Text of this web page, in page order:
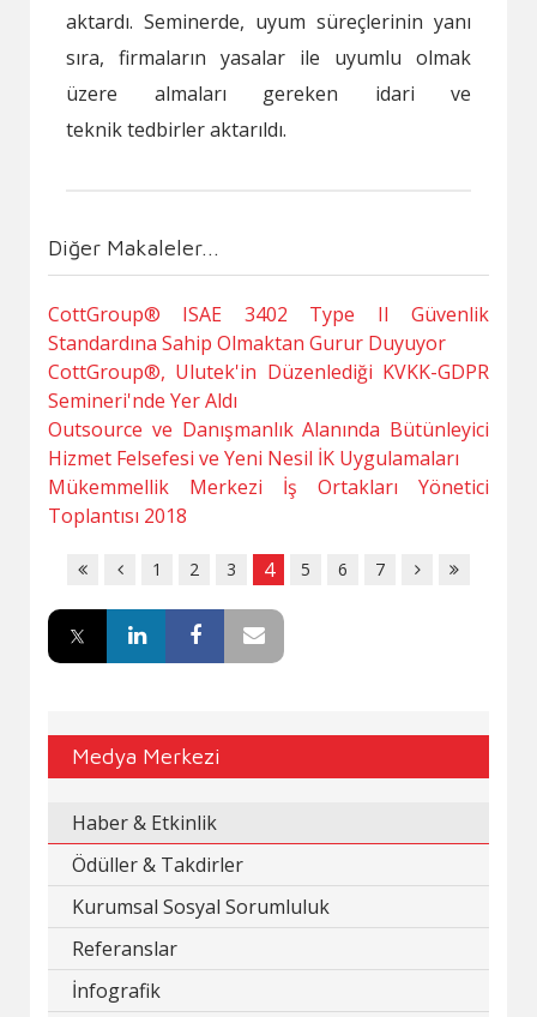
aktardı. Seminerde, uyum süreçlerinin yanı
sıra, firmaların yasalar ile uyumlu olmak
üzere almaları gereken idari ve
teknik tedbirler aktarıldı.
Diğer Makaleler...
CottGroup® ISAE 3402 Type II Güvenlik
Standardına Sahip Olmaktan Gurur Duyuyor
CottGroup®, Ulutek'in Düzenlediği KVKK-GDPR
Semineri'nde Yer Aldı
Outsource ve Danışmanlık Alanında Bütünleyici
Hizmet Felsefesi ve Yeni Nesil İK Uygulamaları
Mükemmellik Merkezi İş Ortakları Yönetici
Toplantısı 2018
1 2 3 4 5 6 7
Medya Merkezi
Haber & Etkinlik
Ödüller & Takdirler
Kurumsal Sosyal Sorumluluk
Referanslar
İnfografik